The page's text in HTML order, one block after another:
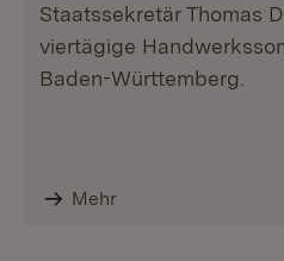
Staatssekretär Thomas
viertägige
Baden-Württemberg.
Mehr